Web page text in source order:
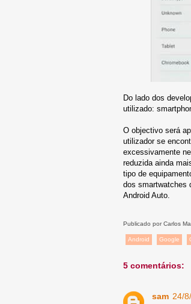
Do lado dos
utilizado:
O objectivo será
utilizador se
excessivamente
reduzida ainda
tipo de
dos smartwatches
Android Auto.
Publicado porCarlos
Android Google
5 comentários:
sam 24/